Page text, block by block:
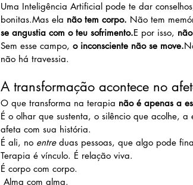
Uma Inteligência Artificial pode te dar
bonitas.Mas ela não tem corpo. Não tem
se angustia com o teu sofrimento.E por isso,
Sem esse campo, o inconsciente não se move.
não há travessia.
A transformação acontece no
O que transforma na terapia não é apenas a
É o olhar que sustenta, o silêncio que acolhe,
afeta com sua história.
É ali, no entre duas pessoas, que algo pode
Terapia é vínculo. É relação viva.
É corpo com corpo.
Alma com alma.